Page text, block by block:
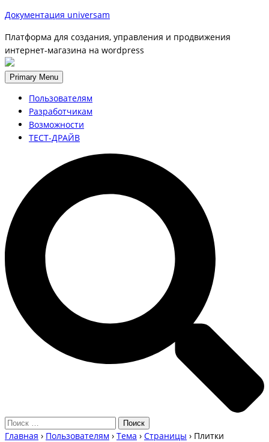
Документация universam
Платформа для создания, управления и продвижения
интернет-магазина на wordpress
Primary Menu
Пользователям
Разработчикам
Возможности
ТЕСТ-ДРАЙВ
Главная › Пользователям › Тема › Страницы › Плитки